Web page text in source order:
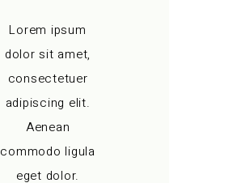
Lorem ipsum
dolor sit amet,
consectetuer
adipiscing elit.
Aenean
commodo ligula
eget dolor.